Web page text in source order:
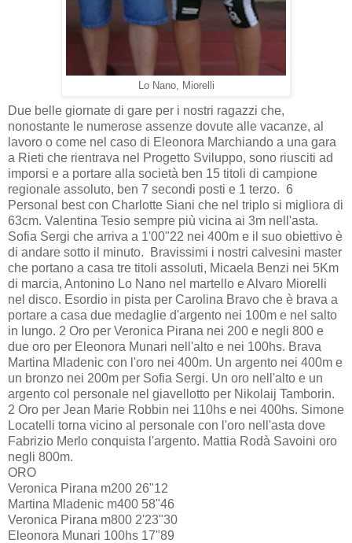
Lo Nano, Miorelli
Due belle giornate di gare per i nostri ragazzi che,
nonostante le numerose assenze dovute alle vacanze, al
lavoro o come nel caso di Eleonora Marchiando a una gara
a Rieti che rientrava nel Progetto Sviluppo, sono riusciti ad
imporsi e a portare alla società ben 15 titoli di campione
regionale assoluto, ben 7 secondi posti e 1 terzo. 6
Personal best con Charlotte Siani che nel triplo si migliora di
63cm. Valentina Tesio sempre più vicina ai 3m nell'asta.
Sofia Sergi che arriva a 1'00"22 nei 400m e il suo obiettivo è
di andare sotto il minuto. Bravissimi i nostri calvesini master
che portano a casa tre titoli assoluti, Micaela Benzi nei 5Km
di marcia, Antonino Lo Nano nel martello e Alvaro Miorelli
nel disco. Esordio in pista per Carolina Bravo che è brava a
portare a casa due medaglie d'argento nei 100m e nel salto
in lungo. 2 Oro per Veronica Pirana nei 200 e negli 800 e
due oro per Eleonora Munari nell'alto e nei 100hs. Brava
Martina Mladenic con l'oro nei 400m. Un argento nei 400m e
un bronzo nei 200m per Sofia Sergi. Un oro nell'alto e un
argento col personale nel giavellotto per Nikolaij Tamborin.
2 Oro per Jean Marie Robbin nei 110hs e nei 400hs. Simone
Locatelli torna vicino al personale con l'oro nell'asta dove
Fabrizio Merlo conquista l'argento. Mattia Rodà Savoini oro
negli 800m.
ORO
Veronica Pirana m200 26"12
Martina Mladenic m400 58"46
Veronica Pirana m800 2'23"30
Eleonora Munari 100hs 17"89